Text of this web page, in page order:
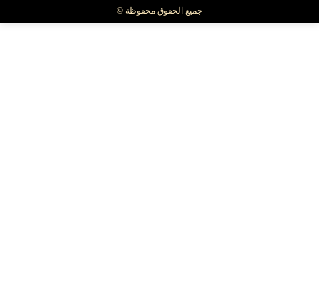
جميع الحقوق محفوظة ©